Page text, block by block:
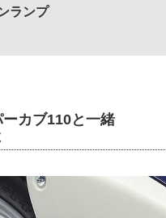
ランプ
カブ110と一緒